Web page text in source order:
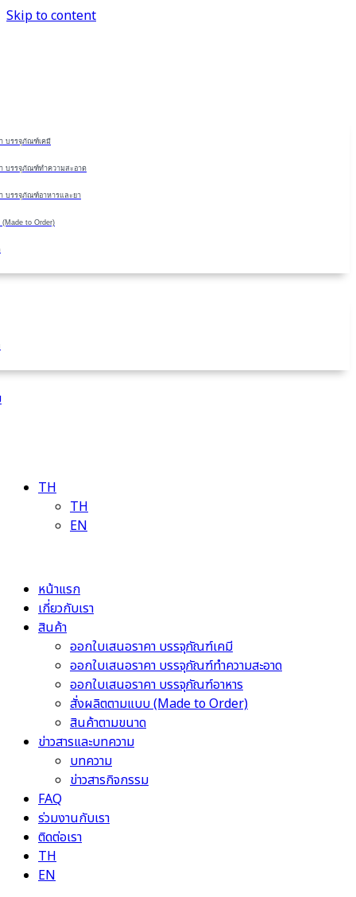
Skip to content
บรรจุภัณฑ์เคมี
า บรรจุภัณฑ์ทำความสะอาด
บรรจุภัณฑ์อาหารและยา
to Order)
TH
TH
EN
หน้าแรก
เกี่ยวกับเรา
สินค้า
ออกใบเสนอราคา บรรจุภัณฑ์เคมี
ออกใบเสนอราคา บรรจุภัณฑ์ทำความสะอาด
ออกใบเสนอราคา บรรจุภัณฑ์อาหาร
สั่งผลิตตามแบบ (Made to Order)
สินค้าตามขนาด
ข่าวสารและบทความ
บทความ
ข่าวสารกิจกรรม
FAQ
ร่วมงานกับเรา
ติดต่อเรา
TH
EN